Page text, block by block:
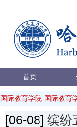
首页
国际教育学院-国际教育
[06-08] 缤纷